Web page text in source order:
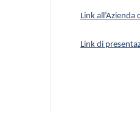
Link
Link di